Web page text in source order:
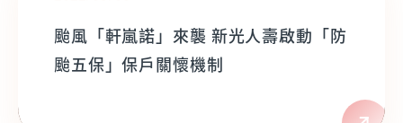
颱風「軒嵐諾」來襲 新光人壽啟動「防
颱五保」保戶關懷機制